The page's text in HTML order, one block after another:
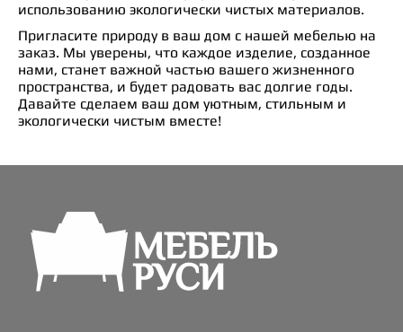
использованию экологически чистых материалов.
Пригласите природу в ваш дом с нашей мебелью на
заказ. Мы уверены, что каждое изделие, созданное
нами, станет важной частью вашего жизненного
пространства, и будет радовать вас долгие годы.
Давайте сделаем ваш дом уютным, стильным и
экологически чистым вместе!